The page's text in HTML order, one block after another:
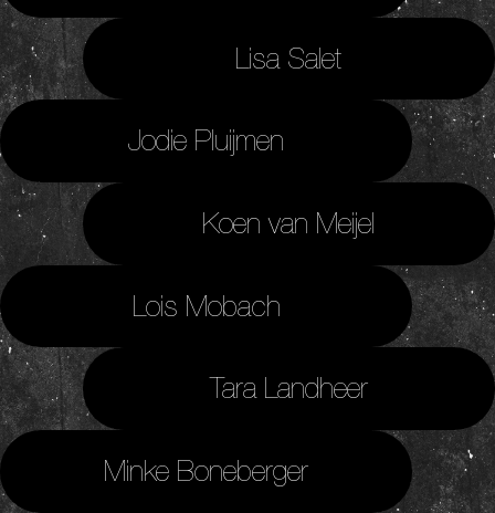
Lisa Salet
Jodie Pluijmen
Koen van Meijel
Lois Mobach
Tara Landheer
Minke Boneberger